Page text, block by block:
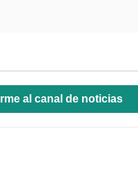
al canal de noticias